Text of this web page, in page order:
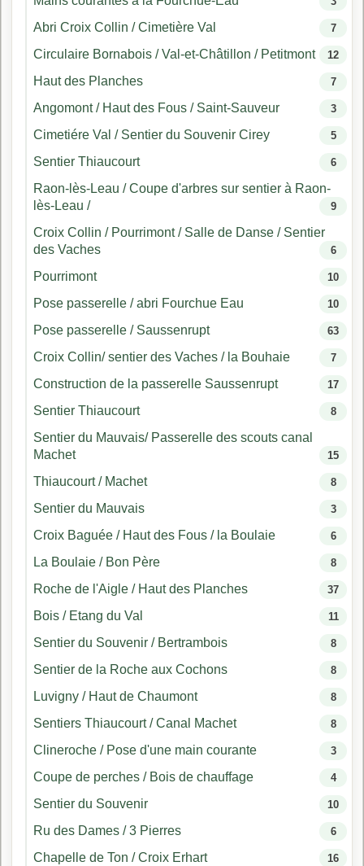
Abri Croix Collin / Cimetière Val 7
Circulaire Bornabois / Val-et-Châtillon / Petitmont 12
Haut des Planches 7
Angomont / Haut des Fous / Saint-Sauveur 3
Cimetiére Val / Sentier du Souvenir Cirey 5
Sentier Thiaucourt 6
Raon-lès-Leau / Coupe d'arbres sur sentier à Raon-
lès-Leau /
9
Croix Collin / Pourrimont / Salle de Danse / Sentier
des Vaches
6
Pourrimont 10
Pose passerelle / abri Fourchue Eau 10
Pose passerelle / Saussenrupt 63
Croix Collin/ sentier des Vaches / la Bouhaie 7
Construction de la passerelle Saussenrupt 17
Sentier Thiaucourt 8
Sentier du Mauvais/ Passerelle des scouts canal
Machet
15
Thiaucourt / Machet 8
Sentier du Mauvais 3
Croix Baguée / Haut des Fous / la Boulaie 6
La Boulaie / Bon Père 8
Roche de l'Aigle / Haut des Planches 37
Bois / Etang du Val 11
Sentier du Souvenir / Bertrambois 8
Sentier de la Roche aux Cochons 8
Luvigny / Haut de Chaumont 8
Sentiers Thiaucourt / Canal Machet 8
Clineroche / Pose d'une main courante 3
Coupe de perches / Bois de chauffage 4
Sentier du Souvenir 10
Ru des Dames / 3 Pierres 6
Chapelle de Ton / Croix Erhart 16